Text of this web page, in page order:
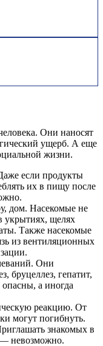
Они наносят
ущерб. А еще
жизни.
если продукты
их в пищу после
дом. Насекомые не
укрытиях, щелях
Также насекомые
из вентиляционных
Они
бруцеллез, гепатит,
а иногда
реакцию. От
могут погибнуть.
знакомых в
невозможно.